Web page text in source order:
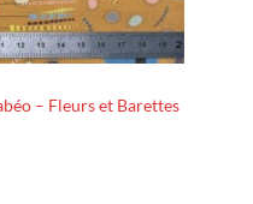
– Fleurs et Barettes